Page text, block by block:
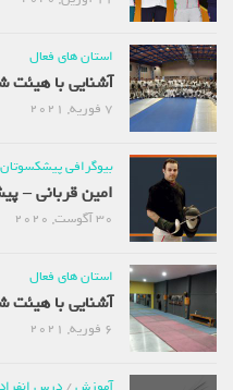
استان های فعال
آشنایی با هیئت
بیوگرافی پیشکسوتان/
امین قربانی –
استان های فعال
آشنایی با هیئت